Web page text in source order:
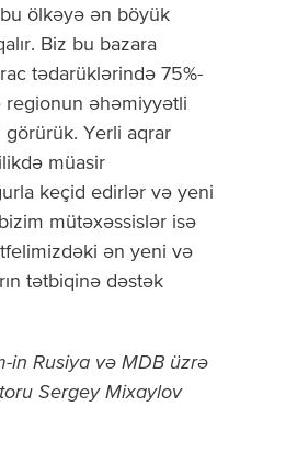
ölkəyə ən böyük
Biz bu bazara
tədarüklərində 75%-
regionun əhəmiyyətli
görürük. Yerli aqrar
müasir
keçid edirlər və yeni
mütəxəssislər isə
ən yeni və
tətbiqinə dəstək
in Rusiya və MDB üzrə
Sergey Mixaylov